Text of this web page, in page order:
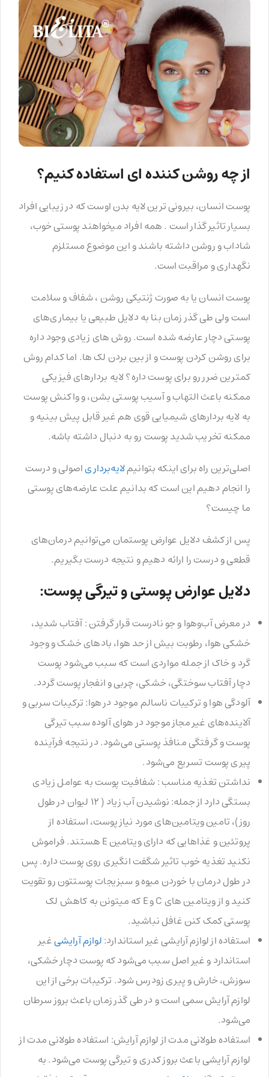
از چه روشن کننده ای استفاده کنیم؟
پوست انسان، بیرونی ترین لایه بدن اوست که در زیبایی افراد
بسیار تاثیر گذار است . همه افراد می‏خواهند پوستی خوب،
شاداب و روشن داشته باشند و این موضوع مستلزم
نگهداری و مراقبت است.
پوست انسان یا به صورت ژنتیکی روشن ، شفاف و سلامت
است ولی طی گذر زمان بنا به دلایل طبیعی یا بیماری‌های
پوستی دچار عارضه شده است. روش های زیادی وجود داره
برای روشن کردن پوست و از بین بردن لک ها. اما کدام روش
کمترین ضرر رو برای پوست داره؟ لایه بردارهای فیزیکی
ممکنه باعث التهاب و آسیب پوستی بشن، و واکنش پوست
به لایه بردارهای شیمیایی قوی هم غیر قابل پیش بینیه و
ممکنه تخریب شدید پوست رو به دنبال داشته باشه.
اصلی‌ترین راه برای اینکه بتوانیملایه‌برداریاصولی و درست
را انجام دهیم این است که بدانیم علت عارضه‌های پوستی
ما چیست؟
پس از کشف دلایل عوارض پوستمان می‌توانیم درمان‌های
قطعی و درست را ارائه دهیم و نتیجه درست بگیریم.
دلایل عوارض پوستی و تیرگی پوست:
در معرض آب‌و‌هوا و جو نادرست قرار گرفتن :‌ آفتاب شدید،
خشکی هوا، رطوبت بیش از حد هوا، باد‌های خشک و وجود
گرد و خاک از جمله مواردی است که سبب می‌شود پوست
دچار آفتاب سوختگی، خشکی، چربی و انفجار پوست گردد.
آلودگی هوا و ترکیبات ناسالم موجود در هوا: ترکیبات سربی و
آلاینده‌های غیر مجاز موجود در هوای آلوده سبب تیرگی
پوست و گرفتگی منافذ پوستی می‌شود. در نتیجه فرآینده
پیری پوست تسریع می‌شود.
نداشتن تغذیه مناسب : شفافیت پوست به عوامل زیادی
بستگی دارد از جمله: نوشیدن آب زیاد ( ۱۲ لیوان در طول
روز)، تامین ویتامین‌های مورد نیاز پوست، استفاده از
پروتئین و غذاهایی که دارای ویتامین E هستند. فراموش
نکنید تغذیه خوب تاثیر شگفت انگیری روی پوست داره. پس
در طول درمان با خوردن میوه و سبزیجات پوستتون رو تقویت
کنید و از ویتامین های C و E که میتونن به کاهش لک
پوستی کمک کنن غافل نباشید.
استفاده از لوازم آرایشی غیر استاندارد:لوازم آرایشیغیر
استاندارد و غیر اصل سبب می‌شود که پوست دچار خشکی،
سوزش، خارش و پیری زودرس شود. ترکیبات برخی از این
لوازم آرایش سمی است و در طی گذر زمان باعث بروز سرطان
می‌شود.
استفاده طولانی مدت از لوازم آرایش:‌ استفاده طولانی مدت از
لوازم آرایشی باعث بروز کدری و تیرگی پوست می‌شود. به